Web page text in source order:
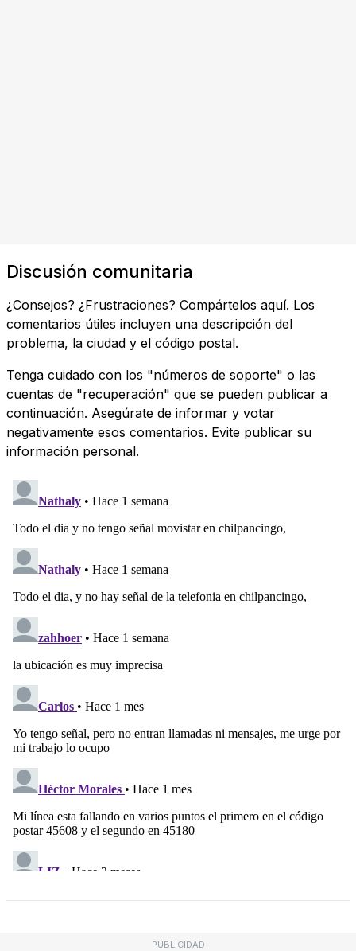
Discusión comunitaria
¿Consejos? ¿Frustraciones? Compártelos aquí. Los
comentarios útiles incluyen una descripción del
problema, la ciudad y el código postal.
Tenga cuidado con los "números de soporte" o las
cuentas de "recuperación" que se pueden publicar a
continuación. Asegúrate de informar y votar
negativamente esos comentarios. Evite publicar su
información personal.
PUBLICIDAD